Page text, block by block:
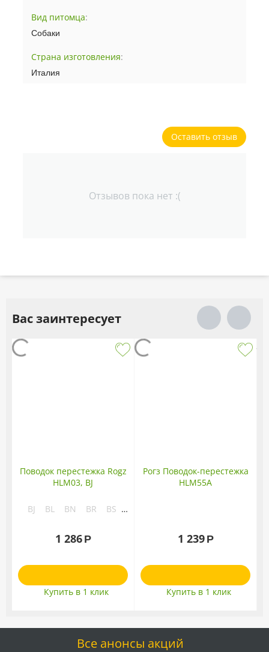
Вид питомца:
Собаки
Страна изготовления:
Италия
Оставить отзыв
Отзывов пока нет :(
Вас заинтересует
Поводок перестежка Rogz
HLM03, BJ
BJ BL BN BR
BS
W
1 286 Р
Купить в 1 клик
Рогз Поводок-перестежка
HLM55A
1 239 Р
Купить в 1 клик
Все анонсы акций